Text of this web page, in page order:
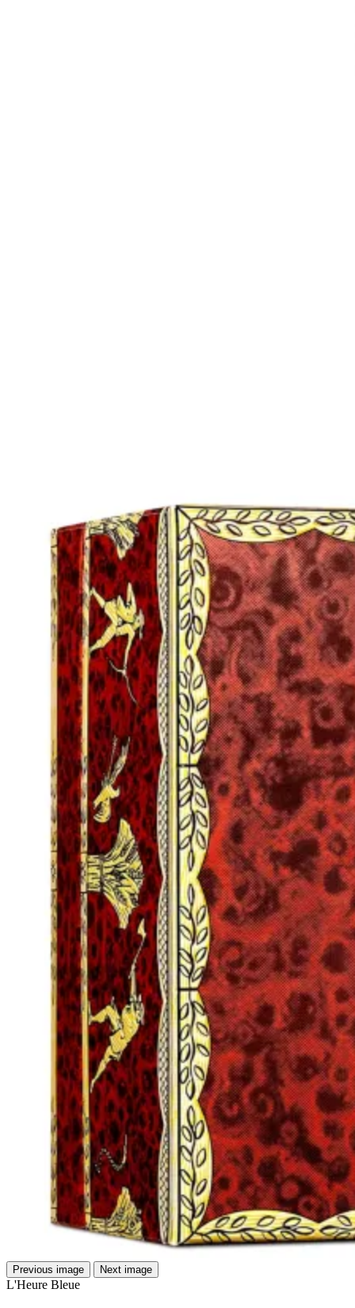
Previous image Next image
L'Heure Bleue